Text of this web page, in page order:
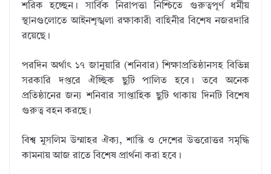
শরিক হচ্ছেন। সার্বিক নিরাপত্তা নিশ্চিতে গুরুত্বপূর্ণ ধর্মীয়
স্থানগুলোতে আইনশৃঙ্খলা রক্ষাকারী বাহিনীর বিশেষ নজরদারি
রয়েছে।
পরদিন অর্থাৎ ১৭ জানুয়ারি (শনিবার) শিক্ষাপ্রতিষ্ঠানসহ বিভিন্ন
সরকারি দপ্তরে ঐচ্ছিক ছুটি পালিত হবে। তবে অনেক
প্রতিষ্ঠানের জন্য শনিবার সাপ্তাহিক ছুটি থাকায় দিনটি বিশেষ
গুরুত্ব বহন করছে।
বিশ্ব মুসলিম উম্মাহর ঐক্য, শান্তি ও দেশের উত্তরোত্তর সমৃদ্ধি
কামনায় আজ রাতে বিশেষ প্রার্থনা করা হবে।